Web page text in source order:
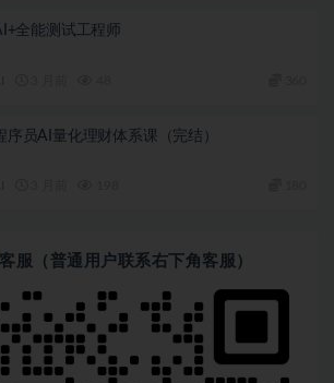
全能测试工程师
序员AI量化理财体系课（完结）
服（普通用户联系右下角客服）